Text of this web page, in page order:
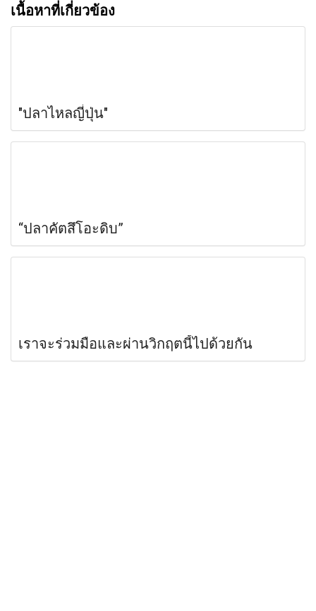
เนื้อหาที่เกี่ยวข้อง
"ปลาไหลญี่ปุ่น"
“ปลาคัตสึโอะดิบ”
เราจะร่วมมือและผ่านวิกฤตนี้ไปด้วยกัน